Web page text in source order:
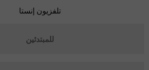
تلفزيون إنستا
للمبتدئين